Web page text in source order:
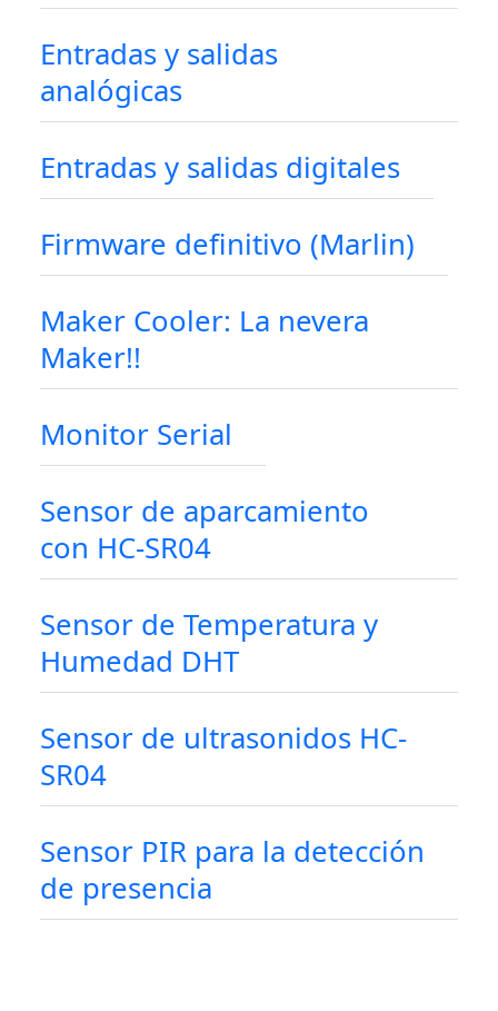
Entradas y salidas
analógicas
Entradas y salidas digitales
Firmware definitivo (Marlin)
Maker Cooler: La nevera
Maker!!
Monitor Serial
Sensor de aparcamiento
con HC-SR04
Sensor de Temperatura y
Humedad DHT
Sensor de ultrasonidos HC-
SR04
Sensor PIR para la detección
de presencia